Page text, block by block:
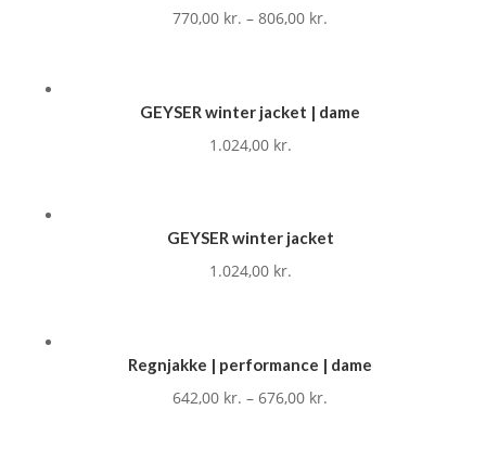
770,00 kr. –806,00 kr.
GEYSER winter jacket | dame
1.024,00 kr.
GEYSER winter jacket
1.024,00 kr.
Regnjakke | performance | dame
642,00 kr. –676,00 kr.